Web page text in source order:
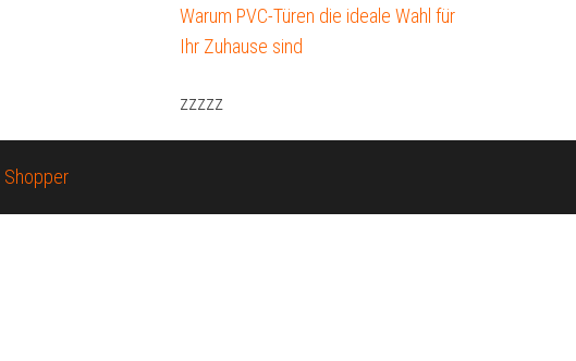
Warum PVC-Türen die ideale Wahl für
Ihr Zuhause sind
zzzzz
Shopper